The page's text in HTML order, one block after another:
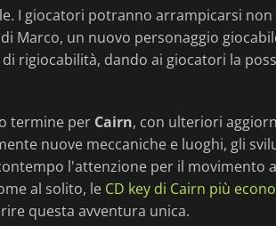
I giocatori potranno arrampicarsi non
Marco, un nuovo personaggio
rigiocabilità, dando ai giocatori la
termine per Cairn, con ulteriori
nuove meccaniche e luoghi, gli
l'attenzione per il movimento
al solito, le CD key di Cairn più
questa avventura unica.